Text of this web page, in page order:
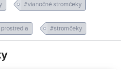
#vianočné stromčeky
#stromčeky